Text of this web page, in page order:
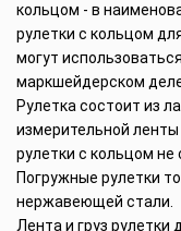
кольцом - в
рулетки с кольцом
могут
маркшейдерском
Рулетка состоит из
измерительной ленты
рулетки с кольцом не
Погружные рулетки
нержавеющей стали.
Лента и груз